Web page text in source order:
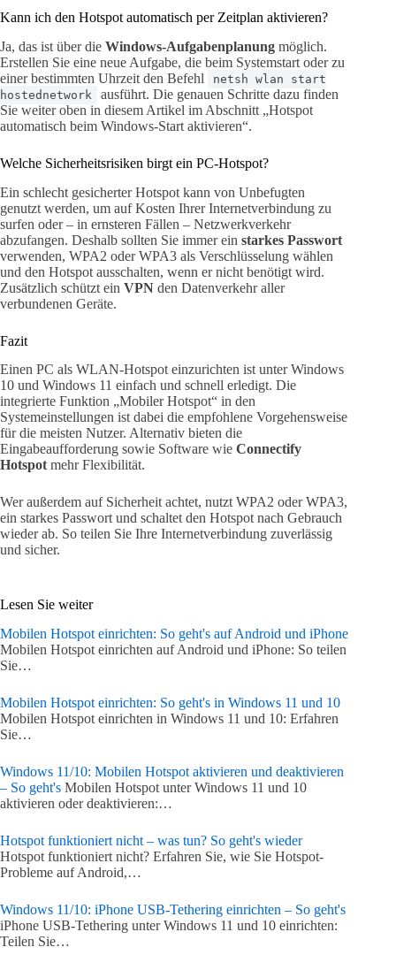
Kann ich den Hotspot automatisch per Zeitplan aktivieren?
Ja, das ist über die Windows-Aufgabenplanung möglich.
Erstellen Sie eine neue Aufgabe, die beim Systemstart oder zu
einer bestimmten Uhrzeit den Befehl
netsh wlan start
hostednetwork
ausführt. Die genauen Schritte dazu finden
Sie weiter oben in diesem Artikel im Abschnitt „Hotspot
automatisch beim Windows-Start aktivieren“.
Welche Sicherheitsrisiken birgt ein PC-Hotspot?
Ein schlecht gesicherter Hotspot kann von Unbefugten
genutzt werden, um auf Kosten Ihrer Internetverbindung zu
surfen oder – in ernsteren Fällen – Netzwerkverkehr
abzufangen. Deshalb sollten Sie immer ein starkes Passwort
verwenden, WPA2 oder WPA3 als Verschlüsselung wählen
und den Hotspot ausschalten, wenn er nicht benötigt wird.
Zusätzlich schützt ein VPN den Datenverkehr aller
verbundenen Geräte.
Fazit
Einen PC als WLAN-Hotspot einzurichten ist unter Windows
10 und Windows 11 einfach und schnell erledigt. Die
integrierte Funktion „Mobiler Hotspot“ in den
Systemeinstellungen ist dabei die empfohlene Vorgehensweise
für die meisten Nutzer. Alternativ bieten die
Eingabeaufforderung sowie Software wie Connectify
Hotspotmehr Flexibilität.
Wer außerdem auf Sicherheit achtet, nutzt WPA2 oder WPA3,
ein starkes Passwort und schaltet den Hotspot nach Gebrauch
wieder ab. So teilen Sie Ihre Internetverbindung zuverlässig
und sicher.
Lesen Sie weiter
Mobilen Hotspot einrichten: So geht's auf Android und iPhone
Mobilen Hotspot einrichten auf Android und iPhone: So teilen
Sie…
Mobilen Hotspot einrichten: So geht's in Windows 11 und 10
Mobilen Hotspot einrichten in Windows 11 und 10: Erfahren
Sie…
Windows 11/10: Mobilen Hotspot aktivieren und deaktivieren
– So geht's Mobilen Hotspot unter Windows 11 und 10
aktivieren oder deaktivieren:…
Hotspot funktioniert nicht – was tun? So geht's wieder
Hotspot funktioniert nicht? Erfahren Sie, wie Sie Hotspot-
Probleme auf Android,…
Windows 11/10: iPhone USB-Tethering einrichten – So geht's
iPhone USB-Tethering unter Windows 11 und 10 einrichten:
Teilen Sie…